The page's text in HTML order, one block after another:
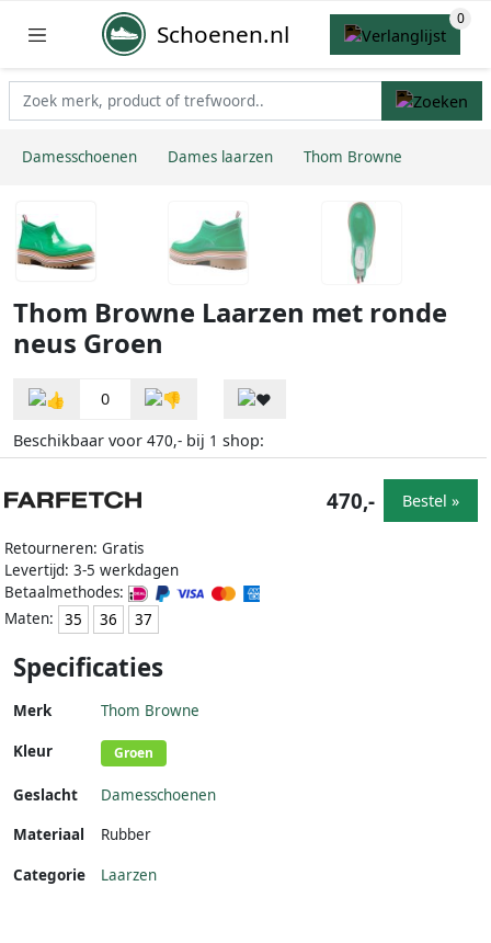
Schoenen.nl
Damesschoenen Dames laarzen Thom Browne
Thom Browne Laarzen met ronde
neus Groen
0
Beschikbaar voor 470,- bij 1 shop:
Retourneren: Gratis
Levertijd: 3-5 werkdagen
Betaalmethodes:
Maten:
35 36 37
470,- Bestel »
Specificaties
Merk Thom Browne
Kleur Groen
Geslacht
Damesschoenen
Materiaal
Rubber
Categorie Laarzen